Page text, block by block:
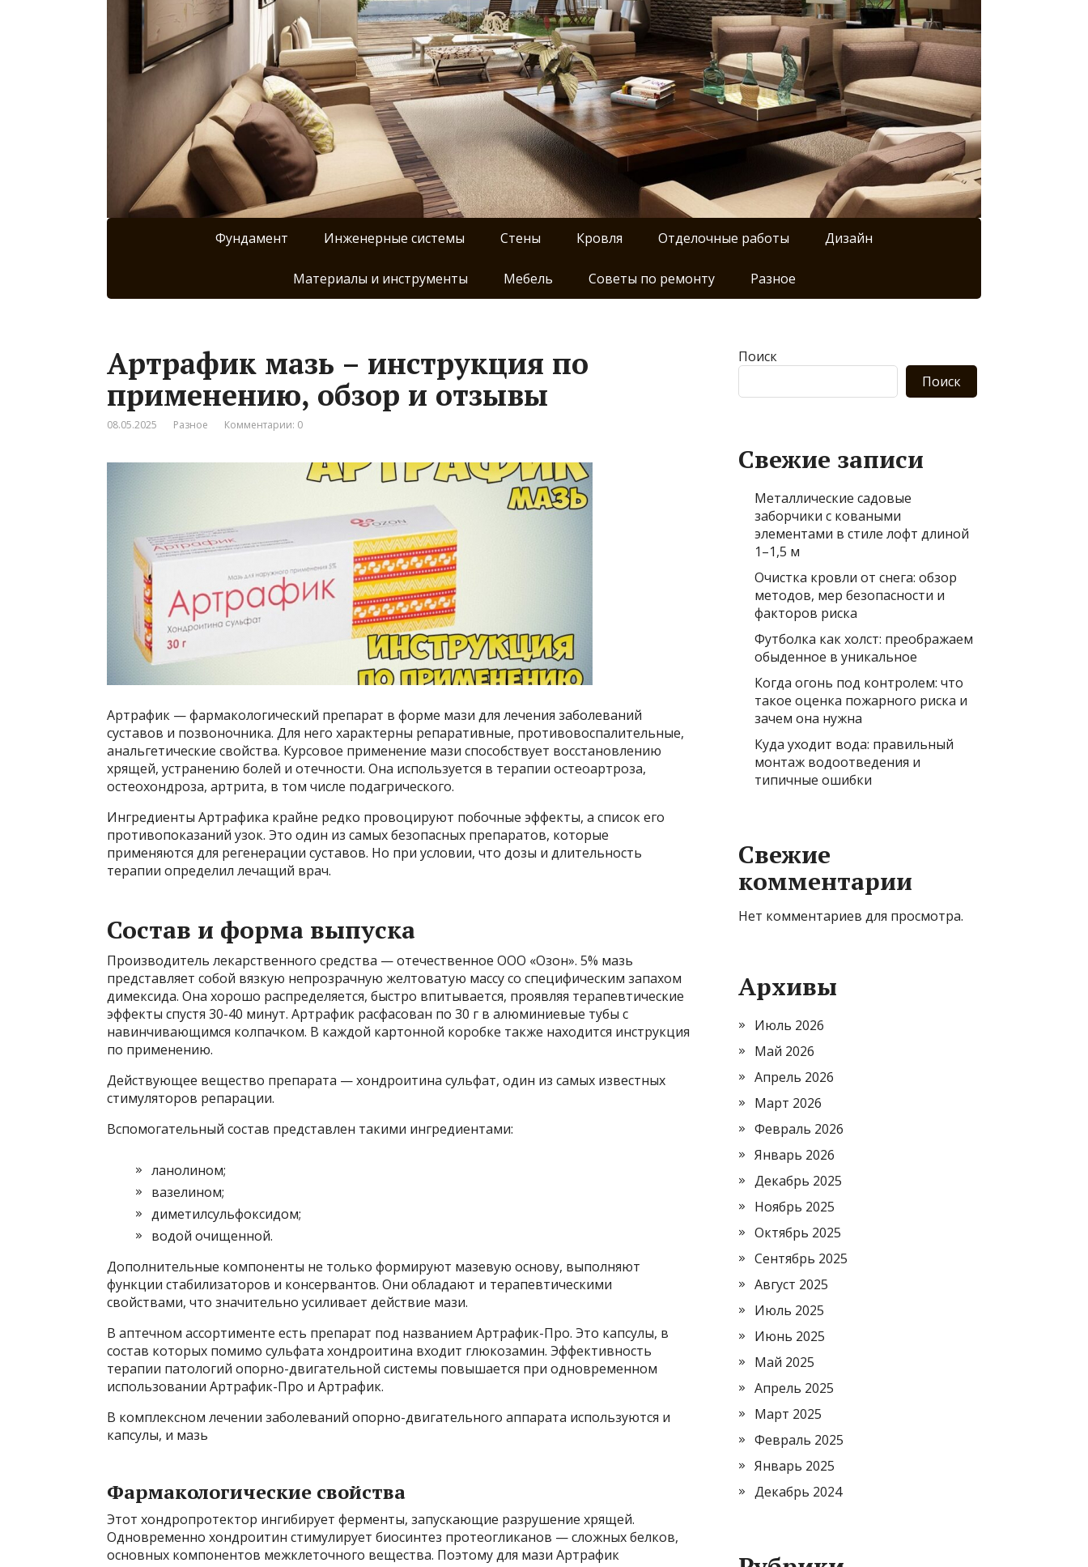
Фундамент Инженерные системы Стены Кровля Отделочные работы Дизайн
Материалы и инструменты Мебель Советы по ремонту Разное
Артрафик мазь – инструкция по
применению, обзор и отзывы
08.05.2025 Разное Комментарии: 0
Артрафик — фармакологический препарат в форме мази для лечения заболеваний
суставов и позвоночника. Для него характерны репаративные, противовоспалительные,
анальгетические свойства. Курсовое применение мази способствует восстановлению
хрящей, устранению болей и отечности. Она используется в терапии остеоартроза,
остеохондроза, артрита, в том числе подагрического.
Ингредиенты Артрафика крайне редко провоцируют побочные эффекты, а список его
противопоказаний узок. Это один из самых безопасных препаратов, которые
применяются для регенерации суставов. Но при условии, что дозы и длительность
терапии определил лечащий врач.
Состав и форма выпуска
Производитель лекарственного средства — отечественное ООО «Озон». 5% мазь
представляет собой вязкую непрозрачную желтоватую массу со специфическим запахом
димексида. Она хорошо распределяется, быстро впитывается, проявляя терапевтические
эффекты спустя 30-40 минут. Артрафик расфасован по 30 г в алюминиевые тубы с
навинчивающимся колпачком. В каждой картонной коробке также находится инструкция
по применению.
Действующее вещество препарата — хондроитина сульфат, один из самых известных
стимуляторов репарации.
Вспомогательный состав представлен такими ингредиентами:
ланолином;
вазелином;
диметилсульфоксидом;
водой очищенной.
Дополнительные компоненты не только формируют мазевую основу, выполняют
функции стабилизаторов и консервантов. Они обладают и терапевтическими
свойствами, что значительно усиливает действие мази.
В аптечном ассортименте есть препарат под названием Артрафик-Про. Это капсулы, в
состав которых помимо сульфата хондроитина входит глюкозамин. Эффективность
терапии патологий опорно-двигательной системы повышается при одновременном
использовании Артрафик-Про и Артрафик.
В комплексном лечении заболеваний опорно-двигательного аппарата используются и
капсулы, и мазь
Фармакологические свойства
Этот хондропротектор ингибирует ферменты, запускающие разрушение хрящей.
Одновременно хондроитин стимулирует биосинтез протеогликанов — сложных белков,
основных компонентов межклеточного вещества. Поэтому для мази Артрафик
Поиск
Поиск
Свежие записи
Металлические садовые
заборчики с коваными
элементами в стиле лофт длиной
1–1,5 м
Очистка кровли от снега: обзор
методов, мер безопасности и
факторов риска
Футболка как холст: преображаем
обыденное в уникальное
Когда огонь под контролем: что
такое оценка пожарного риска и
зачем она нужна
Куда уходит вода: правильный
монтаж водоотведения и
типичные ошибки
Свежие
комментарии
Нет комментариев для просмотра.
Архивы
Июль 2026
Май 2026
Апрель 2026
Март 2026
Февраль 2026
Январь 2026
Декабрь 2025
Ноябрь 2025
Октябрь 2025
Сентябрь 2025
Август 2025
Июль 2025
Июнь 2025
Май 2025
Апрель 2025
Март 2025
Февраль 2025
Январь 2025
Декабрь 2024